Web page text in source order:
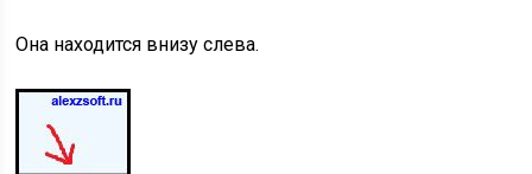
Она находится внизу слева.